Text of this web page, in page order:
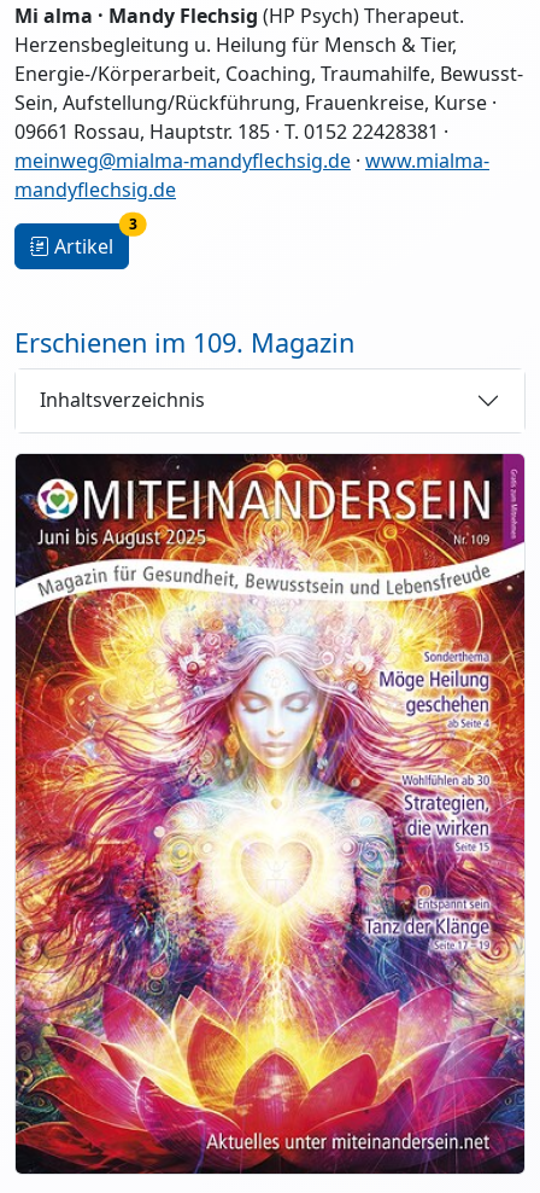
Mi alma · Mandy Flechsig (HP Psych) Therapeut.
Herzensbegleitung u. Heilung für Mensch & Tier,
Energie-/Körperarbeit, Coaching, Traumahilfe, Bewusst-
Sein, Aufstellung/Rückführung, Frauenkreise, Kurse ·
09661 Rossau, Hauptstr. 185 · T. 0152 22428381 ·
meinweg@mialma-mandyflechsig.de · www.mialma-
mandyflechsig.de
Artikel
3
Erschienen im 109. Magazin
Inhaltsverzeichnis